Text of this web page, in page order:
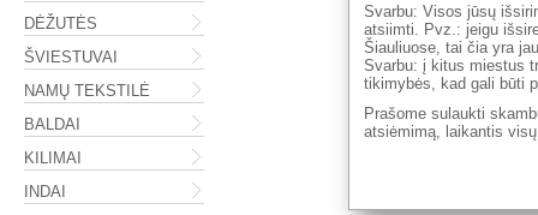
Svarbu: Visos jūsų
atsiimti. Pvz.: jeigu
Šiauliuose, tai čia yra
Svarbu: į kitus miestus
tikimybės, kad gali būti
Prašome sulaukti
atsiėmimą, laikantis
DĖŽUTĖS
ŠVIESTUVAI
NAMŲ TEKSTILĖ
BALDAI
KILIMAI
INDAI